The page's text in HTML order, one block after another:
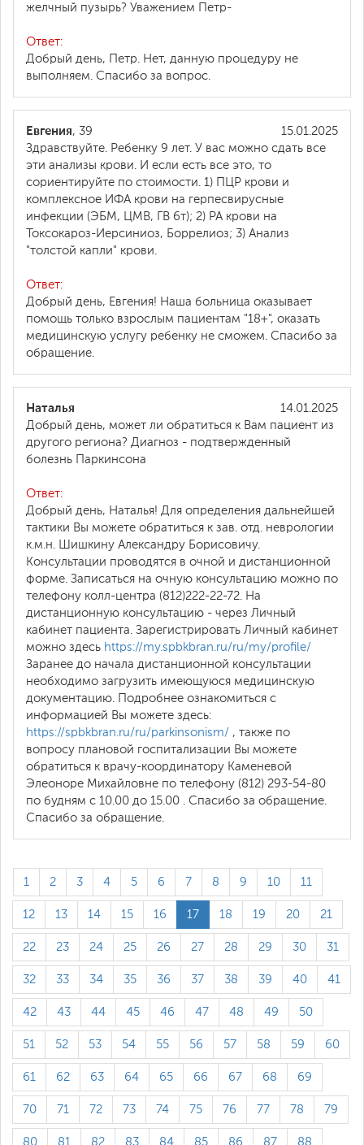
желчный пузырь? Уважением Петр-
Ответ:
Добрый день, Петр. Нет, данную процедуру не
выполняем. Спасибо за вопрос.
15.01.2025
Евгения, 39
Здравствуйте. Ребенку 9 лет. У вас можно сдать все
эти анализы крови. И если есть все это, то
сориентируйте по стоимости. 1) ПЦР крови и
комплексное ИФА крови на герпесвирусные
инфекции (ЭБМ, ЦМВ, ГВ 6т); 2) РА крови на
Токсокароз-Иерсиниоз, Боррелиоз; 3) Анализ
"толстой капли" крови.
Ответ:
Добрый день, Евгения! Наша больница оказывает
помощь только взрослым пациентам "18+", оказать
медицинскую услугу ребенку не сможем. Спасибо за
обращение.
14.01.2025
Наталья
Добрый день, может ли обратиться к Вам пациент из
другого региона? Диагноз - подтвержденный
болезнь Паркинсона
Ответ:
Добрый день, Наталья! Для определения дальнейшей
тактики Вы можете обратиться к зав. отд. неврологии
к.м.н. Шишкину Александру Борисовичу.
Консультации проводятся в очной и дистанционной
форме. Записаться на очную консультацию можно по
телефону колл-центра (812)222-22-72. На
дистанционную консультацию - через Личный
кабинет пациента. Зарегистрировать Личный кабинет
можно здесь https://my.spbkbran.ru/ru/my/profile/
Заранее до начала дистанционной консультации
необходимо загрузить имеющуюся медицинскую
документацию. Подробнее ознакомиться с
информацией Вы можете здесь:
https://spbkbran.ru/ru/parkinsonism/ , также по
вопросу плановой госпитализации Вы можете
обратиться к врачу-координатору Каменевой
Элеоноре Михайловне по телефону (812) 293-54-80
по будням с 10.00 до 15.00 . Спасибо за обращение.
Спасибо за обращение.
1 2 3 4 5 6 7 8 9 10 11
12 13 14 15 16 17 18 19 20 21
22 23 24 25 26 27 28 29 30 31
32 33 34 35 36 37 38 39 40 41
42 43 44 45 46 47 48 49 50
51 52 53 54 55 56 57 58 59 60
61 62 63 64 65 66 67 68 69
70 71 72 73 74 75 76 77 78 79
80 81 82 83 84 85 86 87 88